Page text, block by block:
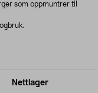
Nettlager
som oppmuntrer til